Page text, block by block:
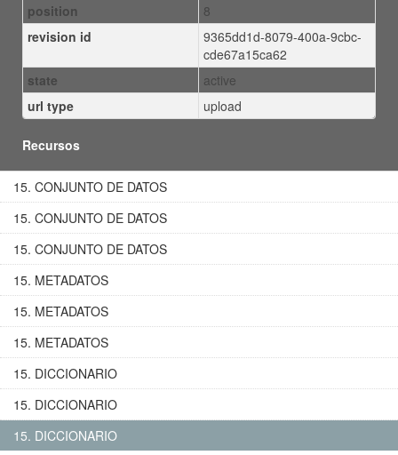
position
8
revision id
9365dd1d-8079-400a-9cbc-
cde67a15ca62
state
active
url type
upload
Recursos
15. CONJUNTO DE DATOS
15. CONJUNTO DE DATOS
15. CONJUNTO DE DATOS
15. METADATOS
15. METADATOS
15. METADATOS
15. DICCIONARIO
15. DICCIONARIO
15. DICCIONARIO